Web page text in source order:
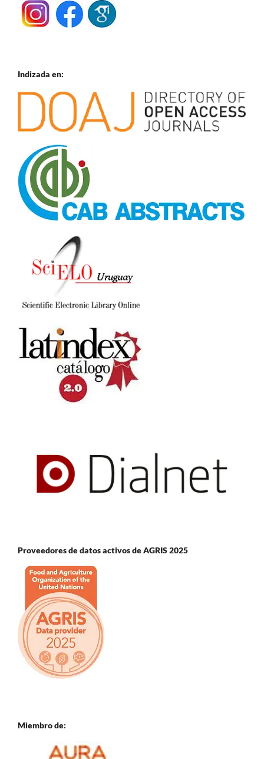
Indizada en:
Proveedores de datos activos de AGRIS 2025
Miembro de: